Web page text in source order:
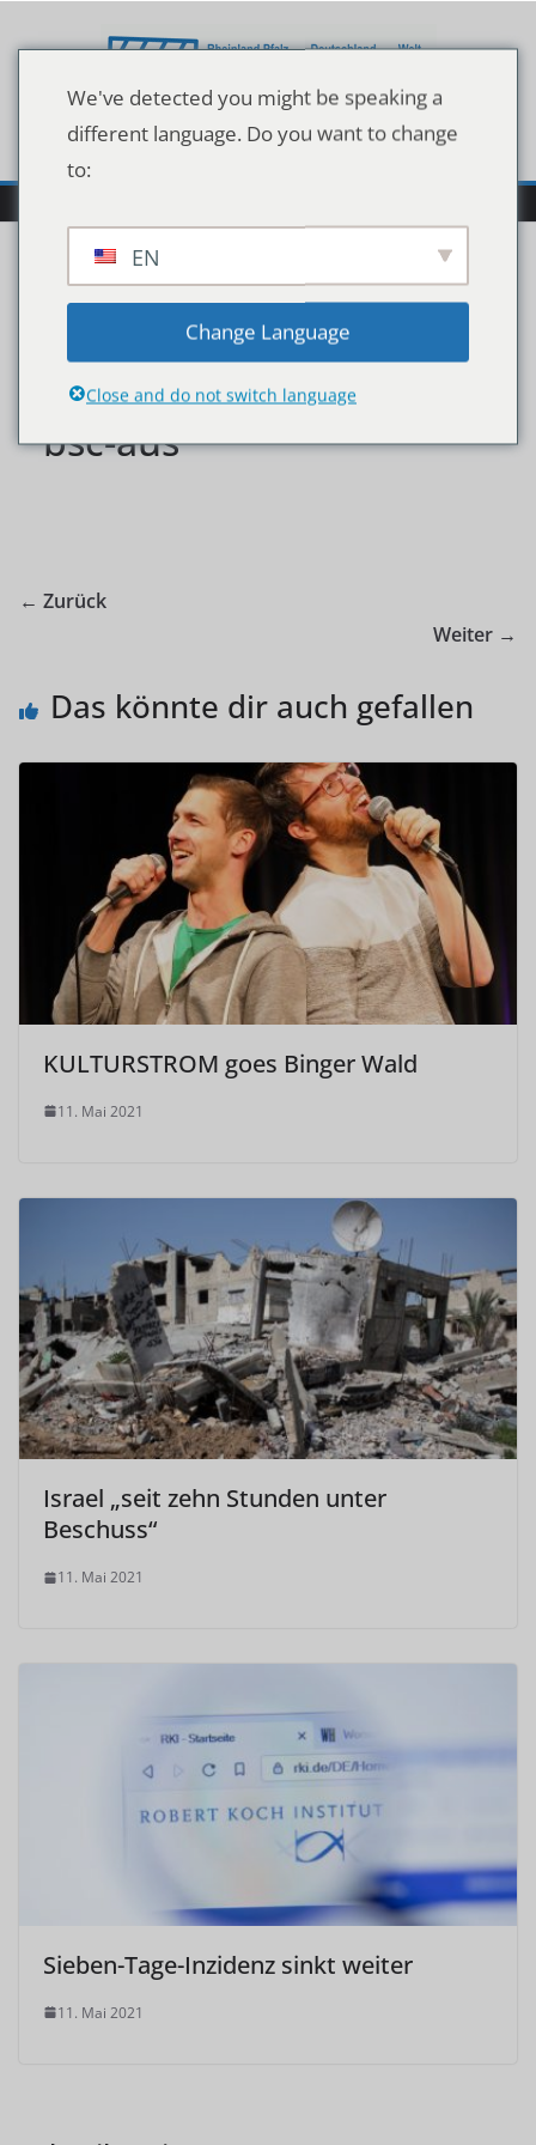
Inhalt
werder-bremen-leiht-
davie-selke-von-hertha-
bsc-aus
← Zurück
Weiter →
Das könnte dir auch gefallen
KULTURSTROM goes Binger Wald
11. Mai 2021
Israel „seit zehn Stunden unter
Beschuss“
11. Mai 2021
Sieben-Tage-Inzidenz sinkt weiter
11. Mai 2021
We've detected you might be speaking a
different language. Do you want to change
to:
EN
Change Language
Close and do not switch language